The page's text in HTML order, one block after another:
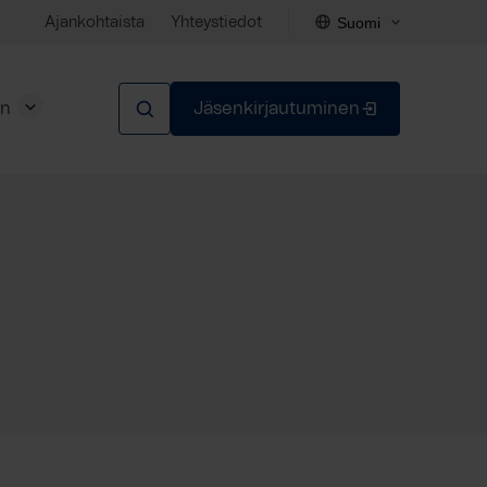
Ajankohtaista Yhteystiedot Suomi
Jäsenkirjautuminen